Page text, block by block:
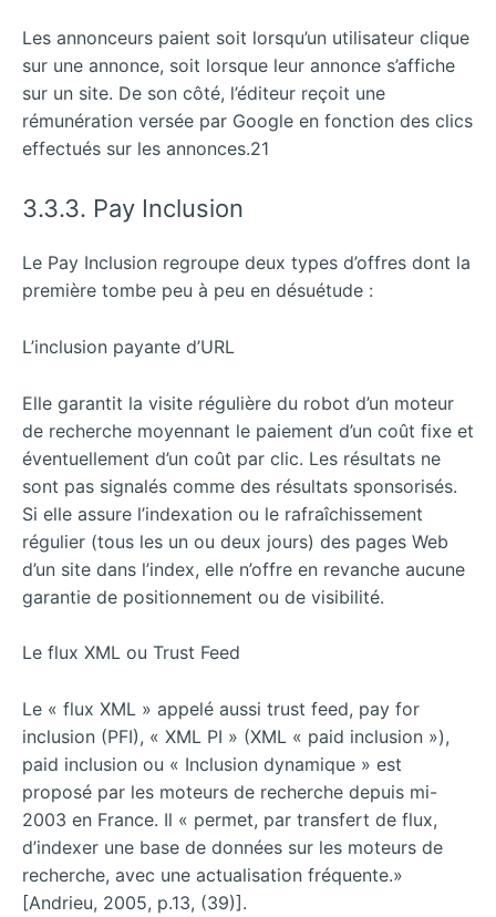
Les annonceurs paient soit lorsqu’un utilisateur clique
sur une annonce, soit lorsque leur annonce s’affiche
sur un site. De son côté, l’éditeur reçoit une
rémunération versée par Google en fonction des clics
effectués sur les annonces.21
3.3.3. Pay Inclusion
Le Pay Inclusion regroupe deux types d’offres dont la
première tombe peu à peu en désuétude :
L’inclusion payante d’URL
Elle garantit la visite régulière du robot d’un moteur
de recherche moyennant le paiement d’un coût fixe et
éventuellement d’un coût par clic. Les résultats ne
sont pas signalés comme des résultats sponsorisés.
Si elle assure l’indexation ou le rafraîchissement
régulier (tous les un ou deux jours) des pages Web
d’un site dans l’index, elle n’offre en revanche aucune
garantie de positionnement ou de visibilité.
Le flux XML ou Trust Feed
Le « flux XML » appelé aussi trust feed, pay for
inclusion (PFI), « XML PI » (XML « paid inclusion »),
paid inclusion ou « Inclusion dynamique » est
proposé par les moteurs de recherche depuis mi-
2003 en France. Il « permet, par transfert de flux,
d’indexer une base de données sur les moteurs de
recherche, avec une actualisation fréquente.»
[Andrieu, 2005, p.13, (39)].